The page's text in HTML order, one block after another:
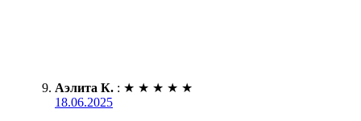
Аэлита К. : ★ ★ ★ ★ ★
18.06.2025